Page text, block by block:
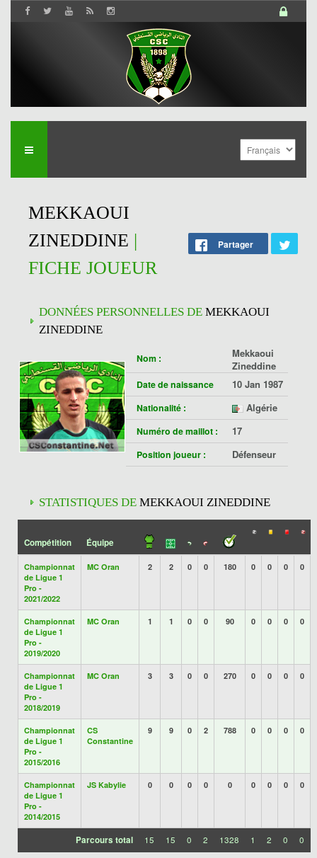
MEKKAOUI
ZINEDDINE |
FICHE JOUEUR
Partager
DONNÉES PERSONNELLES DE MEKKAOUI
ZINEDDINE
Nom :
Mekkaoui
Zineddine
Date de naissance 10 Jan 1987
Nationalité : Algérie
Numéro de maillot : 17
Position joueur : Défenseur
STATISTIQUES DE MEKKAOUI ZINEDDINE
Compétition Équipe
Championnat
de Ligue 1
Pro -
2021/2022
MC Oran 2 2 0 0 180 0 0 0 0
Championnat
de Ligue 1
Pro -
2019/2020
MC Oran 1 1 0 0 90 0 0 0 0
Championnat
de Ligue 1
Pro -
2018/2019
MC Oran 3 3 0 0 270 0 0 0 0
Championnat
de Ligue 1
Pro -
2015/2016
CS
Constantine
9 9 0 2 788 0 0 0 0
Championnat
de Ligue 1
Pro -
2014/2015
JS Kabylie 0 0 0 0 0 0 0 0 0
Parcours total 15 15 0 2 1328 1 2 0 0